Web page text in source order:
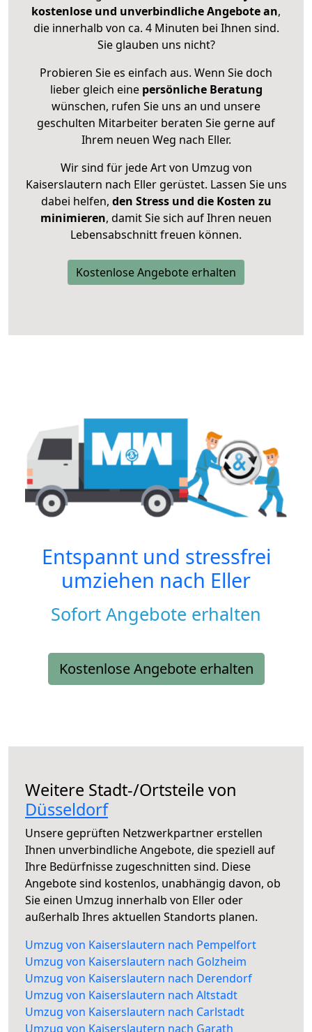
kostenlose und unverbindliche Angebote an,
die innerhalb von ca. 4 Minuten bei Ihnen sind.
Sie glauben uns nicht?
Probieren Sie es einfach aus. Wenn Sie doch
lieber gleich eine persönliche Beratung
wünschen, rufen Sie uns an und unsere
geschulten Mitarbeiter beraten Sie gerne auf
Ihrem neuen Weg nach Eller.
Wir sind für jede Art von Umzug von
Kaiserslautern nach Eller gerüstet. Lassen Sie uns
dabei helfen, den Stress und die Kosten zu
minimieren, damit Sie sich auf Ihren neuen
Lebensabschnitt freuen können.
Kostenlose Angebote erhalten
Entspannt und stressfrei
umziehen nach Eller
Sofort Angebote erhalten
Kostenlose Angebote erhalten
Weitere Stadt-/Ortsteile von
Düsseldorf
Unsere geprüften Netzwerkpartner erstellen
Ihnen unverbindliche Angebote, die speziell auf
Ihre Bedürfnisse zugeschnitten sind. Diese
Angebote sind kostenlos, unabhängig davon, ob
Sie einen Umzug innerhalb von Eller oder
außerhalb Ihres aktuellen Standorts planen.
Umzug von Kaiserslautern nach Pempelfort
Umzug von Kaiserslautern nach Golzheim
Umzug von Kaiserslautern nach Derendorf
Umzug von Kaiserslautern nach Altstadt
Umzug von Kaiserslautern nach Carlstadt
Umzug von Kaiserslautern nach Garath